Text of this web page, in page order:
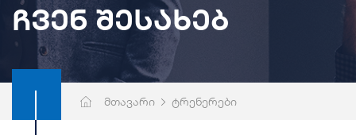
ჩვენ შესახებ
მთავარი ტრენერები